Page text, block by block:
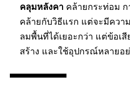
คลุมหลังคา คล้ายกระท่อม
คล้ายกับวิธีแรก แต่จะมีควา
ลมพื้นที่ได้เยอะกว่า แต่ข้อเสี
สร้าง และใช้อุปกรณ์หลายอ